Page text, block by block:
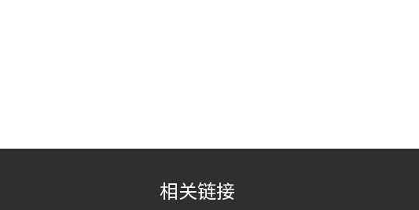
相关链接